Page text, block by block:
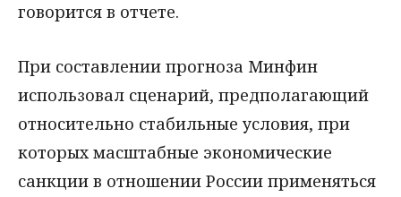
говорится в отчете.
При составлении прогноза Минфин
использовал сценарий, предполагающий
относительно стабильные условия, при
которых масштабные экономические
санкции в отношении России применяться